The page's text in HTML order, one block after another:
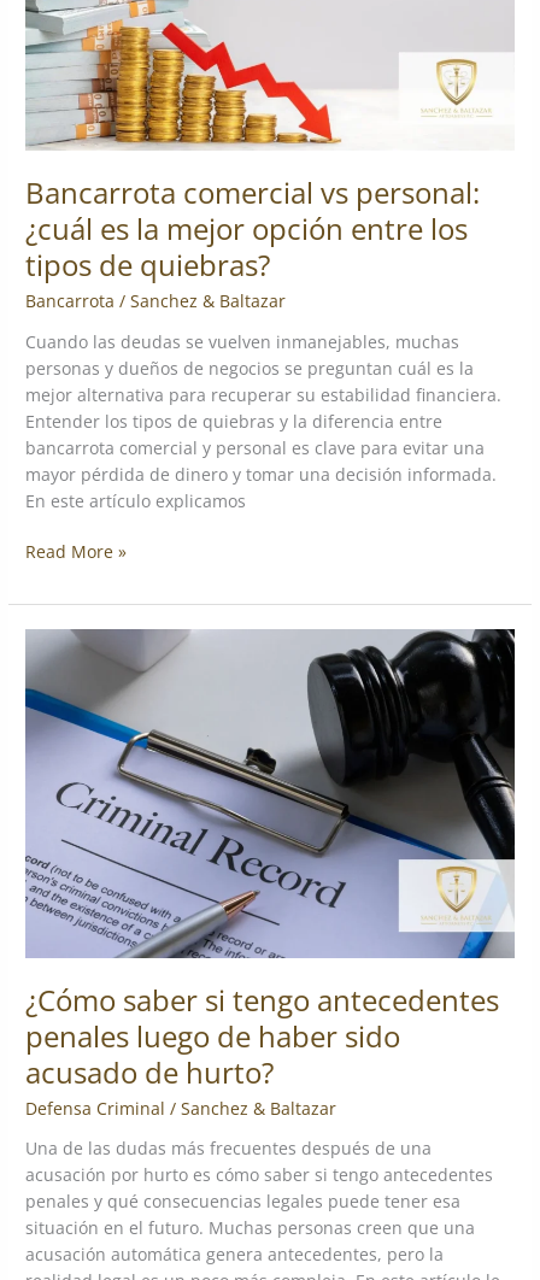
Bancarrota comercial vs personal:
¿cuál es la mejor opción entre los
tipos de quiebras?
Bancarrota /Sanchez & Baltazar
Cuando las deudas se vuelven inmanejables, muchas
personas y dueños de negocios se preguntan cuál es la
mejor alternativa para recuperar su estabilidad financiera.
Entender los tipos de quiebras y la diferencia entre
bancarrota comercial y personal es clave para evitar una
mayor pérdida de dinero y tomar una decisión informada.
En este artículo explicamos
mejor
opción
entre
los
de
quiebras?
Read More »
¿Cómo saber si tengo antecedentes
penales luego de haber sido
acusado de hurto?
Defensa Criminal /Sanchez & Baltazar
Una de las dudas más frecuentes después de una
acusación por hurto es cómo saber si tengo antecedentes
penales y qué consecuencias legales puede tener esa
situación en el futuro. Muchas personas creen que una
acusación automática genera antecedentes, pero la
¿Cómo
saber
si
tengo
antecedentes
luego
haber
sido
acusado
hurto?